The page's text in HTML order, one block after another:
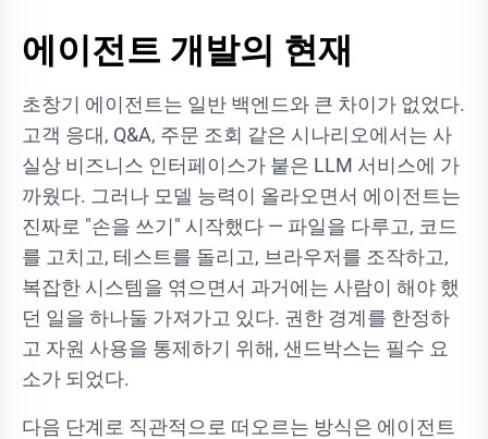
에이전트 개발의 현재
초창기 에이전트는 일반 백엔드와 큰 차이가 없었다.
고객 응대, Q&A, 주문 조회 같은 시나리오에서는 사
실상 비즈니스 인터페이스가 붙은 LLM 서비스에 가
까웠다. 그러나 모델 능력이 올라오면서 에이전트는
진짜로 "손을 쓰기" 시작했다 — 파일을 다루고, 코드
를 고치고, 테스트를 돌리고, 브라우저를 조작하고,
복잡한 시스템을 엮으면서 과거에는 사람이 해야 했
던 일을 하나둘 가져가고 있다. 권한 경계를 한정하
고 자원 사용을 통제하기 위해, 샌드박스는 필수 요
소가 되었다.
다음 단계로 직관적으로 떠오르는 방식은 에이전트